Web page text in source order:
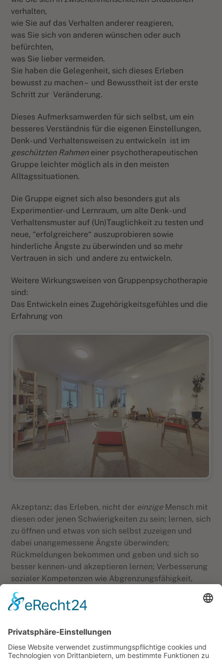
verhalten,
wie Sie auf das Verhalten anderer reagieren,
was Sie sich von anderen wünschen oder auch
befürchten,
was Sie lieber vermeiden.
Sie haben die Gelegenheit, sich dieses Erleben
bewusst zu machen – und Bewusstheit ist der erste
Schritt zur Veränderung.
Dieses Aufmerksamwerden für sich selbst, um ein
besseres Verständnis für die eigenen Einstellungen,
Denk- und Verhaltensweisen zu entwickeln ist im
geschützten Rahmeneiner psychotherapeutischen
Gruppe leichter möglich als in den meisten
Alltagssituationen.
Die Gruppe eignet sich also besonders gut als
Experimentier- und Lernraum, um alte Denk- und
Verhaltensmuster auf (Un)Tauglichkeit zu testen und
neue, “erfolgreichere“ auszuprobieren sowie
hinderliche Ängste zu überwinden und so mehr
Vertrauen in sich und andere zu entwickeln.
Weitere Wirkungsweisen von Gruppenpsychotherapie
sind:
Das Entwickeln eines Zugehörigkeitsgefühles und die
Erfahrung von
Akzeptanz; das Erleben, nicht der einzigeMensch mit
diesen oder jenen Schwierigkeiten zu sein; lernen, sich
zu öffnen und etwas von sich selbst zuzeigen und
dabei unangemessene Ängste überwinden;
Rückmeldungen bekommen und geben und sich so
besser kennen- und akzeptieren lernen; Verbesserung
sozialer Kompetenzen wie Abgrenzungsfähigkeit,
reduzierte Kränkbarkeit u.a.; durch andere neue
Perspektiven kennenlernen; und schließlich: Die
lernen sowie den eigenen Gestaltungsspielraum mehr
und mehr erweitern und nutzen können.